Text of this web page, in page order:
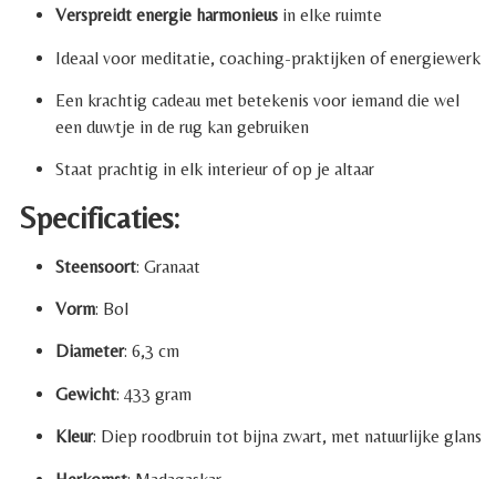
Verspreidt energie harmonieus in elke ruimte
Ideaal voor meditatie, coaching-praktijken of energiewerk
Een krachtig cadeau met betekenis voor iemand die wel
een duwtje in de rug kan gebruiken
Staat prachtig in elk interieur of op je altaar
Specificaties:
Steensoort: Granaat
Vorm: Bol
Diameter: 6,3 cm
Gewicht: 433 gram
Kleur: Diep roodbruin tot bijna zwart, met natuurlijke glans